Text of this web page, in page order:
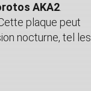
AKA2
plaque peut
nocturne, tel les